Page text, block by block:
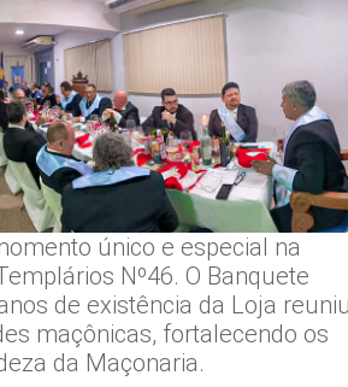
único e especial na
Nº46. O Banquete
de existência da Loja reuniu
maçônicas, fortalecendo os
da Maçonaria.